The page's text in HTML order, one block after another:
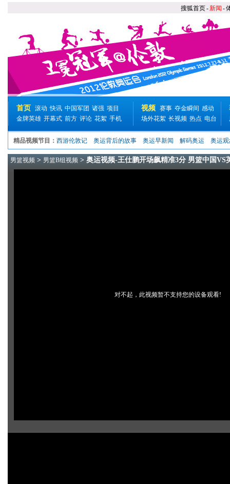
搜狐首页-新闻 -
首页 滚动 快讯 中国军团 诸强 项目
金牌英雄 开幕式 前方 评论 花絮 手机
视频 赛事 夺金瞬间 感动
场外花絮 长视频 热点 电台
精品视频节目： 西游伦敦记 奥运背后的故事 奥运早新闻 解码奥运 奥运
男篮视频 > 男篮B组视频 > 奥运视频-王仕鹏开场飙精准3分 男篮中国VS
对不起，此视频暂不支持您的设备观看!